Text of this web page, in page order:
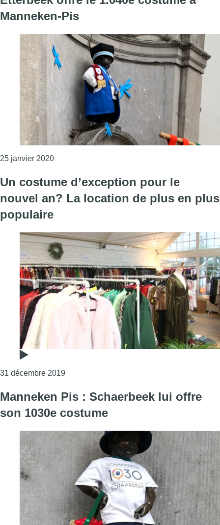
Manneken-Pis
25 janvier 2020Consulter l'article "Etterbeek offre le 1.040e
Un costume d’exception pour le
nouvel an? La location de plus en plus
populaire
31 décembre 2019Consulter l'article "Un costume
Manneken Pis : Schaerbeek lui offre
son 1030e costume